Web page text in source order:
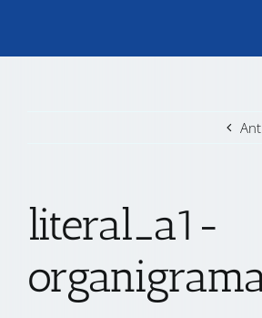
TRANSPARENCIA
CONTACTO
literal_a1-